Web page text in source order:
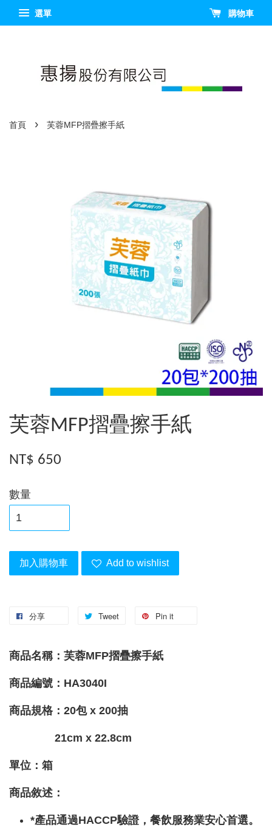
選單 購物車
首頁 › 芙蓉MFP摺疊擦手紙
芙蓉MFP摺疊擦手紙
NT$ 650
數量
加入購物車 Add to wishlist
分享 Tweet Pin it
商品名稱：芙蓉MFP摺疊擦手紙
商品編號：HA3040I
商品規格：20包 x 200抽
21cm x 22.8cm
單位：箱
商品敘述：
*產品通過HACCP驗證，餐飲服務業安心首選。